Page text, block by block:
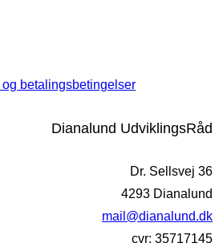
og betalingsbetingelser
Dianalund UdviklingsRåd
Dr. Sellsvej 36
4293 Dianalund
mail@dianalund.dk
cvr: 35717145